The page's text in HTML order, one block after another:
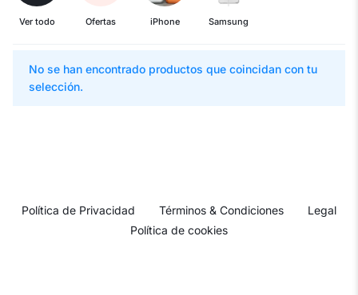
Ver todo Ofertas iPhone Samsung
No se han encontrado productos que coincidan con tu
selección.
Política de Privacidad Términos & Condiciones
Legal
Política de cookies